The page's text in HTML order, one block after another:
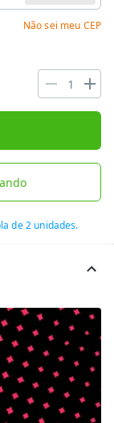
Não sei meu CEP
de 2 unidades.